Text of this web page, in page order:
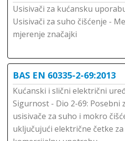
Usisivači za kućansku
Usisivači za suho čišćenje -
mjerenje značajki
BAS EN 60335-2-69:2013
Kućanski i slični električni
Sigurnost - Dio 2-69: Posebni
usisivače za suho i mokro
uključujući električne četke za